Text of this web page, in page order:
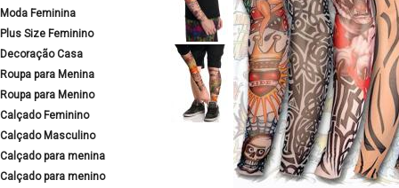
Moda Feminina
Plus Size Feminino
Decoração Casa
Roupa para Menina
Roupa para Menino
Calçado Feminino
Calçado Masculino
Calçado para menina
Calçado para menino